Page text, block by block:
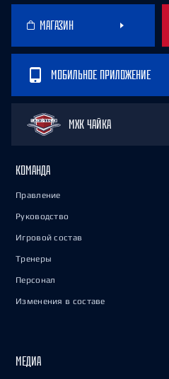
МАГАЗИН
МОБИЛЬНОЕ ПРИЛОЖЕНИЕ
МХК ЧАЙКА
КОМАНДА
Правление
Руководство
Игровой состав
Тренеры
Персонал
Изменения в составе
МЕДИА